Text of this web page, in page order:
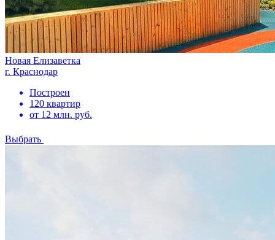
Новая Елизаветка
г. Краснодар
Построен
120 квартир
от 12 млн. руб.
Выбрать